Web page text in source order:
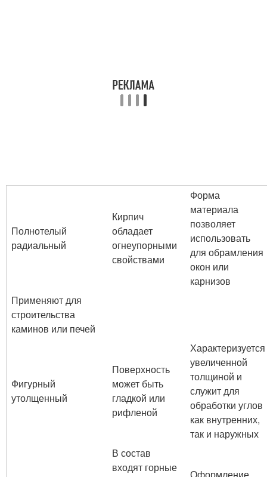
Полнотелый
радиальный
Кирпич
обладает
огнеупорными
свойствами
Форма
материала
позволяет
использовать
для обрамления
окон или
карнизов
Применяют для
строительства
каминов или печей
Фигурный
утолщенный
Поверхность
может быть
гладкой или
рифленой
Характеризуется
увеличенной
толщиной и
служит для
обработки углов
как внутренних,
так и наружных
В состав
входят горные